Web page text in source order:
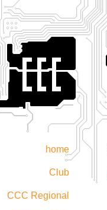
home
Club
CCC Regional